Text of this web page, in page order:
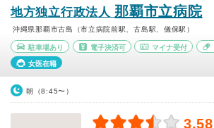
地方独立行政法人那覇市立病院
沖縄県那覇市古島（市立病院前駅、古島駅、儀保駅）
駐車場あり 電子決済可 マイナ受付
女医在籍
朝（8:45〜）
3.58